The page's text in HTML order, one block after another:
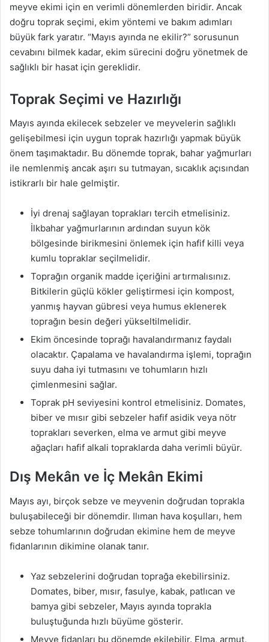
meyve ekimi için en verimli dönemlerden biridir. Ancak
doğru toprak seçimi, ekim yöntemi ve bakım adımları
büyük fark yaratır. “Mayıs ayında ne ekilir?” sorusunun
cevabını bilmek kadar, ekim sürecini doğru yönetmek de
sağlıklı bir hasat için gereklidir.
Toprak Seçimi ve Hazırlığı
Mayıs ayında ekilecek sebzeler ve meyvelerin sağlıklı
gelişebilmesi için uygun toprak hazırlığı yapmak büyük
önem taşımaktadır. Bu dönemde toprak, bahar yağmurları
ile nemlenmiş ancak aşırı su tutmayan, sıcaklık açısından
istikrarlı bir hale gelmiştir.
İyi drenaj sağlayan toprakları tercih etmelisiniz.
İlkbahar yağmurlarının ardından suyun kök
bölgesinde birikmesini önlemek için hafif killi veya
kumlu topraklar seçilmelidir.
Toprağın organik madde içeriğini artırmalısınız.
Bitkilerin güçlü kökler geliştirmesi için kompost,
yanmış hayvan gübresi veya humus eklenerek
toprağın besin değeri yükseltilmelidir.
Ekim öncesinde toprağı havalandırmanız faydalı
olacaktır. Çapalama ve havalandırma işlemi, toprağın
suyu daha iyi tutmasını ve tohumların hızlı
çimlenmesini sağlar.
Toprak pH seviyesini kontrol etmelisiniz. Domates,
biber ve mısır gibi sebzeler hafif asidik veya nötr
toprakları severken, elma ve armut gibi meyve
ağaçları hafif alkali topraklarda daha verimli büyür.
Dış Mekân ve İç Mekân Ekimi
Mayıs ayı, birçok sebze ve meyvenin doğrudan toprakla
buluşabileceği bir dönemdir. Ilıman hava koşulları, hem
sebze tohumlarının doğrudan ekimine hem de meyve
fidanlarının dikimine olanak tanır.
Yaz sebzelerini doğrudan toprağa ekebilirsiniz.
Domates, biber, mısır, fasulye, kabak, patlıcan ve
bamya gibi sebzeler, Mayıs ayında toprakla
buluştuğunda hızlı büyüme gösterir.
Meyve fidanları bu dönemde ekilebilir. Elma, armut,